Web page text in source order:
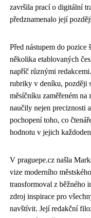
završila prací o digitální
předznamenalo její
Před nástupem do pozice
několika etablovaných
napříč různými
rubriky v deníku, později
měsíčníku zaměřeném
naučily nejen preciznosti
pochopení toho, co
hodnotu v jejich
V praguepe.cz našla
vize moderního
transformoval z běžného
zdroj inspirace pro
navštívit. Její redakční